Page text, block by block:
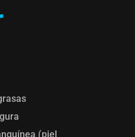
(piel